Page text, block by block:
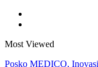
Most Viewed
Posko MEDICO,